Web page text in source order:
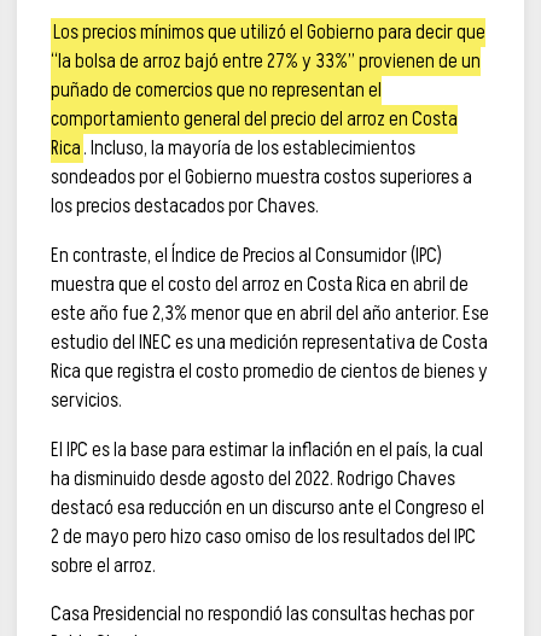
Los precios mínimos que utilizó el Gobierno para decir que
“la bolsa de arroz bajó entre 27% y 33%” provienen de un
puñado de comercios que no representan el
comportamiento general del precio del arroz en Costa
Rica. Incluso, la mayoría de los establecimientos
sondeados por el Gobierno muestra costos superiores a
los precios destacados por Chaves.
En contraste, el Índice de Precios al Consumidor (IPC)
muestra que el costo del arroz en Costa Rica en abril de
este año fue 2,3% menor que en abril del año anterior. Ese
estudio del INEC es una medición representativa de Costa
Rica que registra el costo promedio de cientos de bienes y
servicios.
El IPC es la base para estimar la inflación en el país, la cual
ha disminuido desde agosto del 2022. Rodrigo Chaves
destacó esa reducción en un discurso ante el Congreso el
2 de mayo pero hizo caso omiso de los resultados del IPC
sobre el arroz.
Casa Presidencial no respondió las consultas hechas por